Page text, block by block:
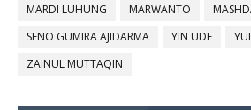
MARDI LUHUNG
MARWANTO
SENO GUMIRA AJIDARMA
YIN UDE
ZAINUL MUTTAQIN